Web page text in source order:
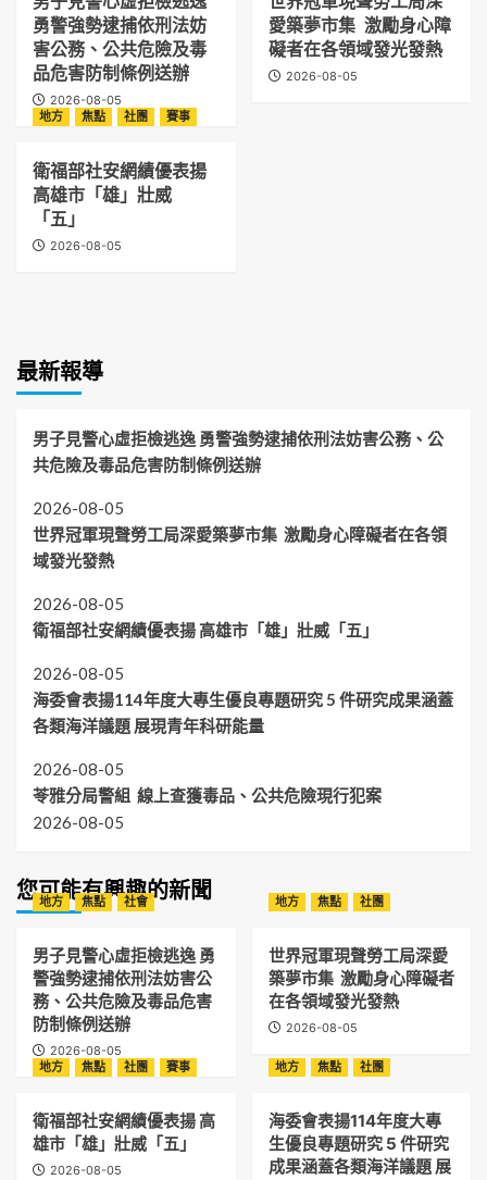
勇警強勢逮捕依刑法妨
害公務、公共危險及毒
品危害防制條例送辦
2026-08-05
愛築夢市集 激勵身心障
礙者在各領域發光發熱
2026-08-05
地方 焦點 社團 賽事
衛福部社安網績優表揚
高雄市「雄」壯威
「五」
2026-08-05
最新報導
男子見警心虛拒檢逃逸 勇警強勢逮捕依刑法妨害公務、公
共危險及毒品危害防制條例送辦
2026-08-05
世界冠軍現聲勞工局深愛築夢市集 激勵身心障礙者在各領
域發光發熱
2026-08-05
衛福部社安網績優表揚 高雄市「雄」壯威「五」
2026-08-05
海委會表揚114年度大專生優良專題研究 5 件研究成果涵蓋
各類海洋議題 展現青年科研能量
2026-08-05
苓雅分局警組 線上查獲毒品、公共危險現行犯案
2026-08-05
您可能有興趣的新聞
地方 焦點 社會
男子見警心虛拒檢逃逸 勇
警強勢逮捕依刑法妨害公
務、公共危險及毒品危害
防制條例送辦
2026-08-05
地方 焦點 社團
世界冠軍現聲勞工局深愛
築夢市集 激勵身心障礙者
在各領域發光發熱
2026-08-05
地方 焦點 社團 賽事
衛福部社安網績優表揚 高
雄市「雄」壯威「五」
2026-08-05
地方 焦點 社團
海委會表揚114年度大專
生優良專題研究 5 件研究
成果涵蓋各類海洋議題 展